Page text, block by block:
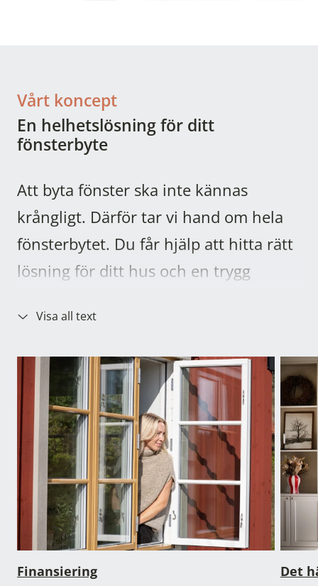
Vårt koncept
En helhetslösning för ditt
fönsterbyte
Att byta fönster ska inte kännas
krångligt. Därför tar vi hand om hela
fönsterbytet. Du får hjälp att hitta rätt
lösning för ditt hus och en trygg
ingår.
Visa all text
Finansiering Det